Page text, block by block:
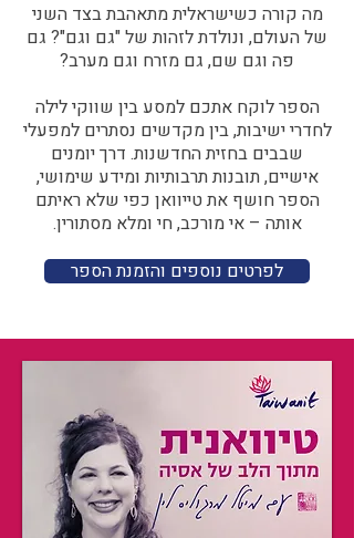
מה קורה כשישראלית מתאהבת בצד השני
של העולם, ונולדת לזהות של "גם וגם"? גם
פה וגם שם, גם מזרח וגם מערב?​​
הספר לוקח אתכם למסע בין שווקי לילה
לחדרי ישיבות, בין מקדשים נסתרים למפעלי
שבבים בחזית החדשנות. דרך יומנים
אישיים, תובנות תרבותיות ומידע שימושי,
הספר חושף את טייוואן כפי שלא ראיתם
אותה – אי מורכב, חי ומלא מסתורין.
לפרטים נוספים והזמנת הספר